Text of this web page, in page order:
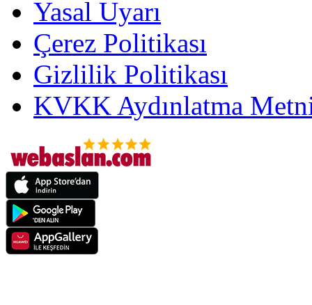
Yasal Uyarı
Çerez Politikası
Gizlilik Politikası
KVKK Aydınlatma